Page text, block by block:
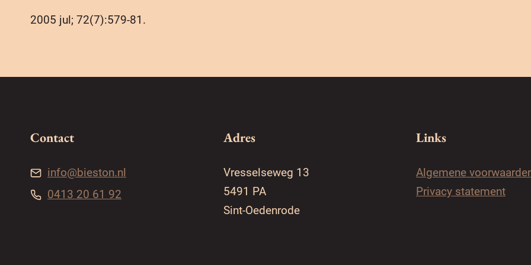
2005 jul; 72(7):579-81.
Contact
info@bieston.nl
0413 20 61 92
Adres
Vresselseweg 13
5491 PA
Sint-Oedenrode
Links
Algemene
Privacy statement